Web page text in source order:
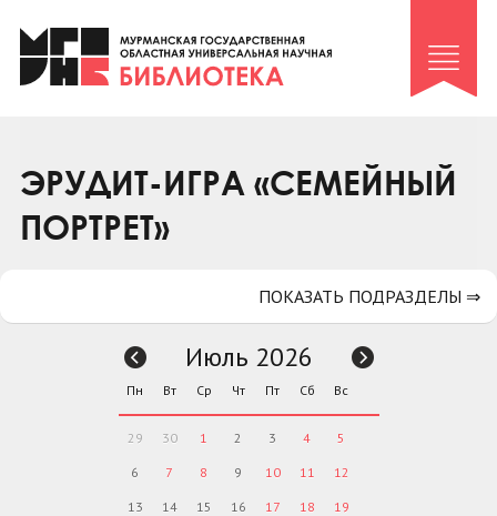
Клуб «Гиря и сельдерей»
Клуб «Семейный архив»
Коллегам
Контакты
ЭРУДИТ-ИГРА «СЕМЕЙНЫЙ
ПОРТРЕТ»
ПОКАЗАТЬ ПОДРАЗДЕЛЫ ⇒
Июль 2026
Пн Вт Ср Чт Пт Сб Вс
29 30 1 2 3 4 5
6 7 8 9 10 11 12
13 14 15 16 17 18 19